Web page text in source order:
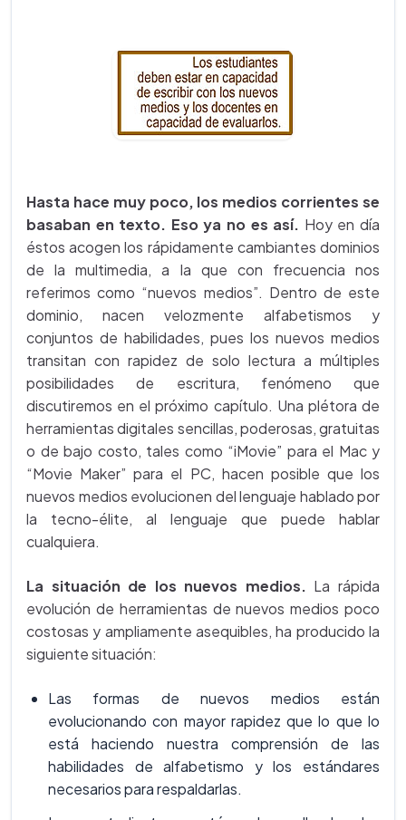
Hasta hace muy poco, los medios corrientes se
basaban en texto. Eso ya no es así. Hoy en día
éstos acogen los rápidamente cambiantes dominios
de la multimedia, a la que con frecuencia nos
referimos como “nuevos medios”. Dentro de este
dominio, nacen velozmente alfabetismos y
conjuntos de habilidades, pues los nuevos medios
transitan con rapidez de solo lectura a múltiples
posibilidades de escritura, fenómeno que
discutiremos en el próximo capítulo. Una plétora de
herramientas digitales sencillas, poderosas, gratuitas
o de bajo costo, tales como “iMovie” para el Mac y
“Movie Maker” para el PC, hacen posible que los
nuevos medios evolucionen del lenguaje hablado por
la tecno-élite, al lenguaje que puede hablar
cualquiera.
La situación de los nuevos medios. La rápida
evolución de herramientas de nuevos medios poco
costosas y ampliamente asequibles, ha producido la
siguiente situación:
Las formas de nuevos medios están
evolucionando con mayor rapidez que lo que lo
está haciendo nuestra comprensión de las
habilidades de alfabetismo y los estándares
necesarios para respaldarlas.